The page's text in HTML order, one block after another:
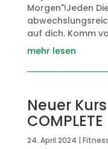
Morgen"!Jeden
auf dich. Komm
mehr lesen
Neuer
COMPLETE
24. April 2024 |